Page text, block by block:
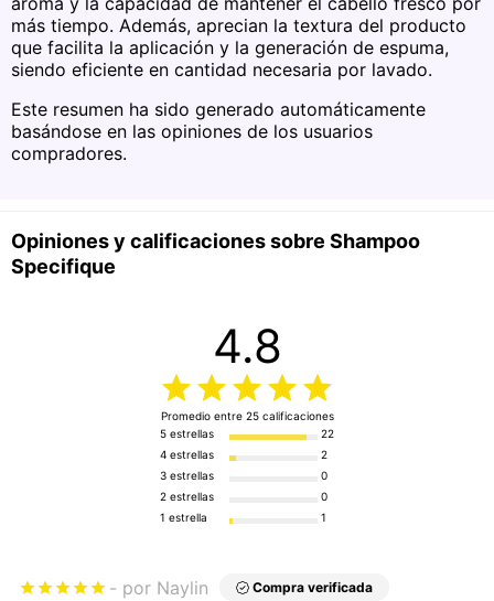
La lista de ingredientes de los productos se actualiza
regularmente, verificá la del empaque que es la más
actualizada, para asegurarte que es adecuada para
tu uso personal.
Volumen 250ml
Línea Specifique
Tipo de shampoo Limpiador Profundo
Principales ingredientes Aminoácido
Vitaminas
Sí
Sí
más tiempo. Además, aprecian la textura del producto
que facilita la aplicación y la generación de espuma,
siendo eficiente en cantidad necesaria por lavado.
Este resumen ha sido generado automáticamente
basándose en las opiniones de los usuarios
compradores.
Opiniones y calificaciones sobre Shampoo
Specifique
4.8
Promedio entre 25 calificaciones
5 estrellas
22
4 estrellas
2
3 estrellas
0
2 estrellas
0
1 estrella
1
por Naylin Compra verificada